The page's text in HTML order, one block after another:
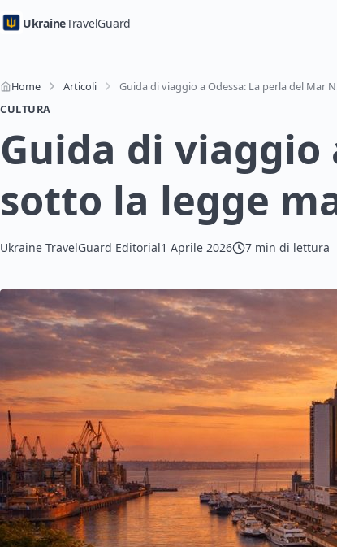
UkraineTravelGuard
Home Articoli
CULTURA
Guida di viaggio
sotto la legge
Ukraine TravelGuard Editorial1 Aprile 2026 7 min di lettura